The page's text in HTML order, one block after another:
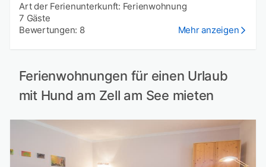
Art der Ferienunterkunft: Ferienwohnung
7 Gäste
Bewertungen: 8
Mehr anzeigen
Ferienwohnungen für einen Urlaub
mit Hund am Zell am See mieten